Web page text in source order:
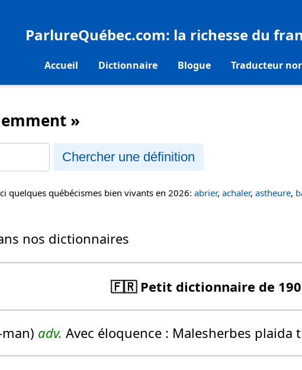
ParlureQuébec.com: la richesse du
Accueil Dictionnaire Blogue Traducteur
»
Chercher une définition
quelques québécismes bien vivants en 2026: abrier, achaler, astheure,
nos dictionnaires
🇫🇷 Petit dictionnaire de
adv. Avec éloquence : Malesherbes plaida